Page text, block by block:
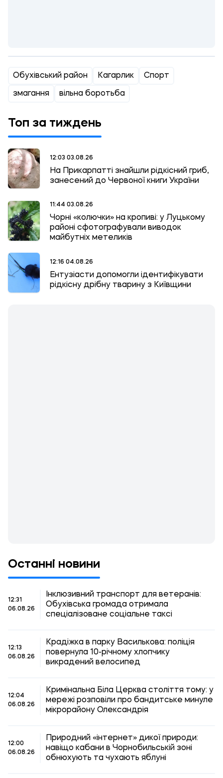
Обухівський район Кагарлик Спорт
змагання вільна боротьба
Топ за тиждень
12:03 03.08.26
На Прикарпатті знайшли рідкісний гриб,
занесений до Червоної книги України
11:44 03.08.26
Чорні «колючки» на кропиві: у Луцькому
районі сфотографували виводок
майбутніх метеликів
12:16 04.08.26
Ентузіасти допомогли ідентифікувати
рідкісну дрібну тварину з Київщини
Останні новини
12:31
06.08.26
Інклюзивний транспорт для ветеранів:
Обухівська громада отримала
спеціалізоване соціальне таксі
12:13
06.08.26
Крадіжка в парку Василькова: поліція
повернула 10-річному хлопчику
викрадений велосипед
12:04
06.08.26
Кримінальна Біла Церква століття тому: у
мережі розповіли про бандитське минуле
мікрорайону Олександрія
12:00
06.08.26
Природний «інтернет» дикої природи:
навіщо кабани в Чорнобильській зоні
обнюхують та чухають яблуні